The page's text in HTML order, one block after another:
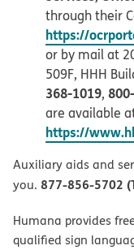
through their
https://
or by mail at
509F, HHH
368-1019,
are available
https://
Auxiliary aids and
you. 877-856-5702
Humana provides
qualified sign